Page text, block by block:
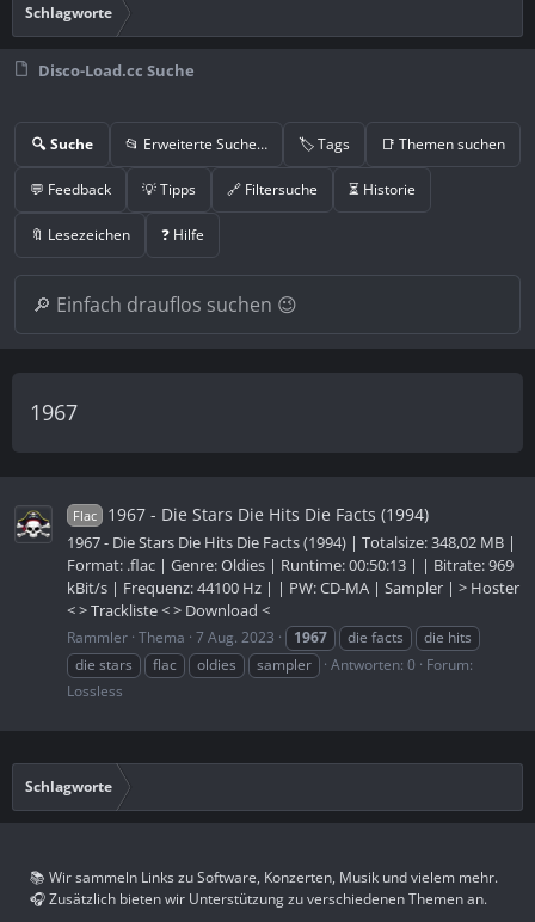
Schlagworte
Disco-Load.cc Suche
🔍 Suche 📂 Erweiterte Suche… 🏷️ Tags 📑 Themen suchen
💬 Feedback 💡 Tipps 🔗 Filtersuche ⏳ Historie
🔖 Lesezeichen ❓ Hilfe
1967
Flac 1967 - Die Stars Die Hits Die Facts (1994)
1967 - Die Stars Die Hits Die Facts (1994) | Totalsize: 348,02 MB |
Format: .flac | Genre: Oldies | Runtime: 00:50:13 | | Bitrate: 969
kBit/s | Frequenz: 44100 Hz | | PW: CD-MA | Sampler | > Hoster
< > Trackliste < > Download <
Rammler Thema 7 Aug. 2023 1967 die facts
die hits
die stars
flac oldies sampler Antworten: 0
Forum:
Lossless
Schlagworte
📚 Wir sammeln Links zu Software, Konzerten, Musik und vielem mehr.
🎧 Zusätzlich bieten wir Unterstützung zu verschiedenen Themen an.